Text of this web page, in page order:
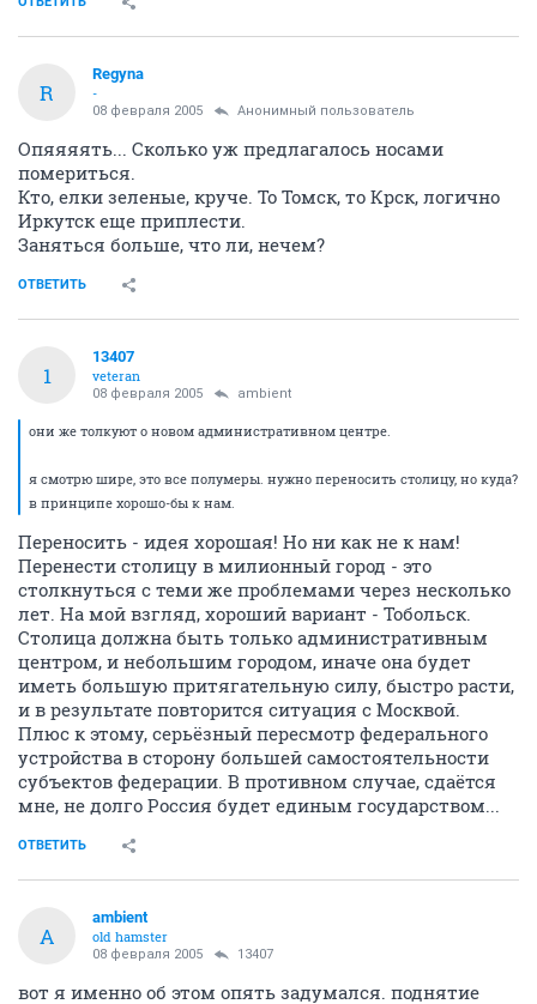
столицу, но куда? в принципе хорошо-бы к нам.
там уже высказался.
ОТВЕТИТЬ
R
Regyna
08 февраля 2005
Опяяяять... Сколько уж предлагалось носами
Кто, елки зеленые, круче. То Томск, то Крск, логично
Иркутск еще приплести.
1
veteran
08 февраля 2005 ambient
они же толкуют о новом административном центре.
я смотрю шире, это все полумеры. нужно переносить столицу, но куда?
в принципе хорошо-бы к нам.
Переносить - идея хорошая! Но ни как не к нам!
Перенести столицу в милионный город - это
столкнуться с теми же проблемами через несколько
лет. На мой взгляд, хороший вариант - Тобольск.
Столица должна быть только административным
иметь большую притягательную силу, быстро расти,
и в результате повторится ситуация с Москвой.
устройства в сторону большей самостоятельности
субъектов федерации. В противном случае, сдаётся